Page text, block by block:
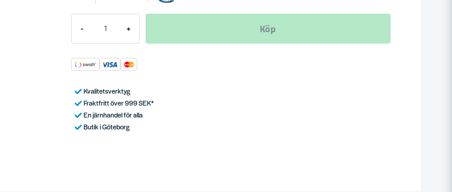
- + Köp
Kvalitetsverktyg
Fraktfritt över 999 SEK*
En järnhandel för alla
Butik i Göteborg